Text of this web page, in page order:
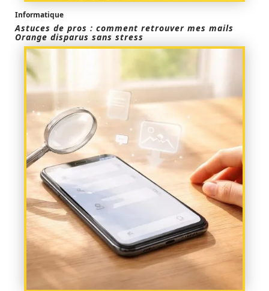
Informatique
Astuces de pros : comment retrouver mes mails
Orange disparus sans stress